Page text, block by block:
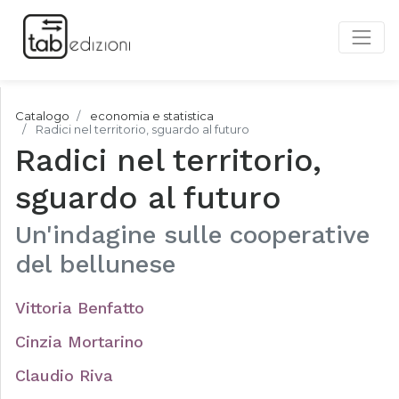
Catalogo
economia e statistica
Radici nel territorio, sguardo al futuro
Radici nel territorio,
sguardo al futuro
Un'indagine sulle cooperative
del bellunese
Vittoria Benfatto
Cinzia Mortarino
Claudio Riva